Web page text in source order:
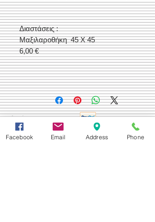
Διαστάσεις :
Μαξιλαροθήκη 45 Χ 45
6,00 €
Δεχόμαστε
Facebook Email Address Phone